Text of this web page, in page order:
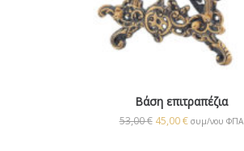
Βάση επιτραπέζια
53,00€ 45,00€ συμ/νου ΦΠΑ